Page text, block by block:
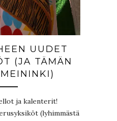
UUDET
(JA TÄMÄN
ja kalenterit!
(lyhimmästä